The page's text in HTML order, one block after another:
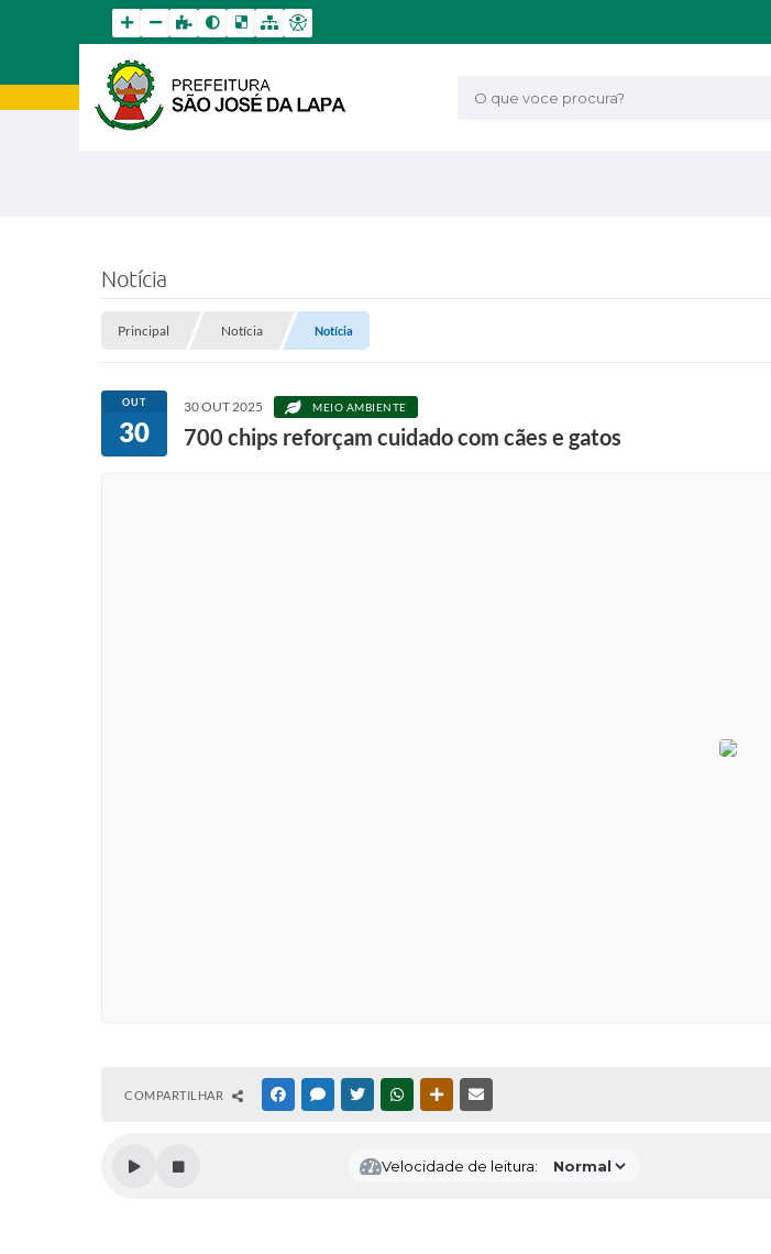
O que voce procura?
Notícia
Principal Notícia Notícia
OUT
30
30 OUT 2025 MEIO AMBIENTE
700 chips reforçam cuidado com cães e gatos
COMPARTILHAR FACEBOOKMESSENGER
TWITTERWHATSAPPOUTRAS MÍDIAS
Velocidade de leitura: